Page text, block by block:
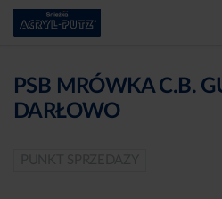
PSB MRÓWKA C.B.
DARŁOWO